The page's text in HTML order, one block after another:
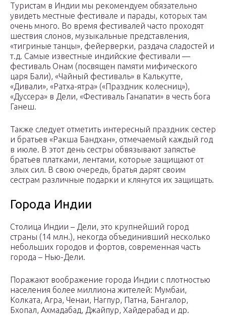
Туристам в Индии мы рекомендуем обязательно
увидеть местные фестивале и парады, которых там
очень много. Во время фестивалей часто проходят
шествия слонов, музыкальные представления,
«тигриные танцы», фейерверки, раздача сладостей и
т.д. Самые известные индийские фестивали —
фестиваль Онам (посвящен памяти мифического
царя Бали), «Чайный фестиваль» в Калькутте,
«Дивали», «Ратха-ятра» («Праздник колесниц»),
«Дуссера» в Дели, «Фестиваль Ганапати» в честь бога
Ганеш.
Также следует отметить интересный праздник сестер
и братьев «Ракша Бандхан», отмечаемый каждый год
в июле. В этот день сестры обвязывают запястье
братьев платками, лентами, которые защищают от
злых сил. В свою очередь, братья дарят своим
сестрам различные подарки и клянутся их защищать.
Города Индии
Столица Индии – Дели, это крупнейший город
страны (14 млн.), некогда объединивший несколько
небольших городов и фортов, современная часть
города – Нью-Дели.
Поражают воображение города Индии с плотностью
населения более миллиона жителей: Мумбаи,
Колката, Агра, Ченаи, Нагпур, Патна, Бангалор,
Бхопал, Ахмадабад, Джайпур, Хайдерабад и др.